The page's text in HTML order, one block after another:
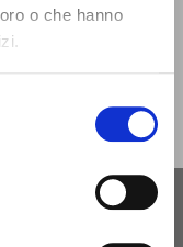
o che hanno
YOU LIKE
INFERRARA